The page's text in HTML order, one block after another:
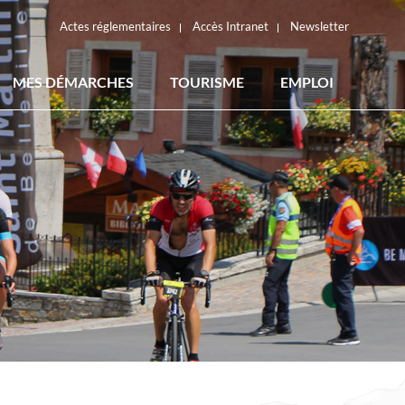
Actes réglementaires Accès Intranet Newsletter
MES DÉMARCHES TOURISME EMPLOI
ACTES RÉGLEMENTAIRES